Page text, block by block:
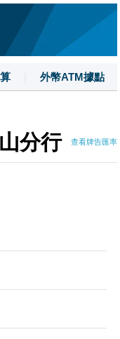
外幣ATM據點
分行 查看牌告匯率